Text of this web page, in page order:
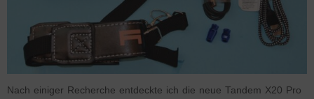
Nach einiger Recherche entdeckte ich die neue Tandem X20 Pro